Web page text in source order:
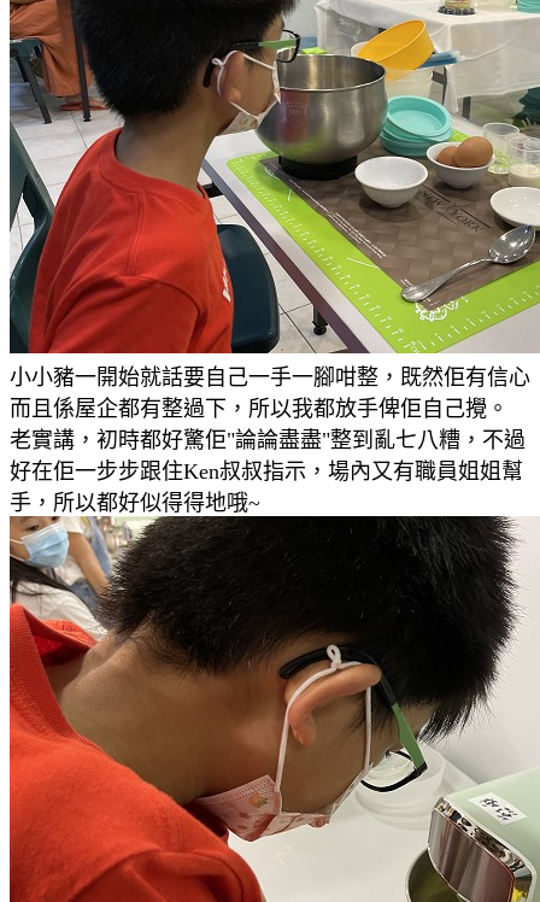
小小豬一開始就話要自己一手一腳咁整，既然佢有信心
而且係屋企都有整過下，所以我都放手俾佢自己攪。
老實講，初時都好驚佢"論論盡盡"整到亂七八糟，不過
好在佢一步步跟住Ken叔叔指示，場內又有職員姐姐幫
手，所以都好似得得地哦~